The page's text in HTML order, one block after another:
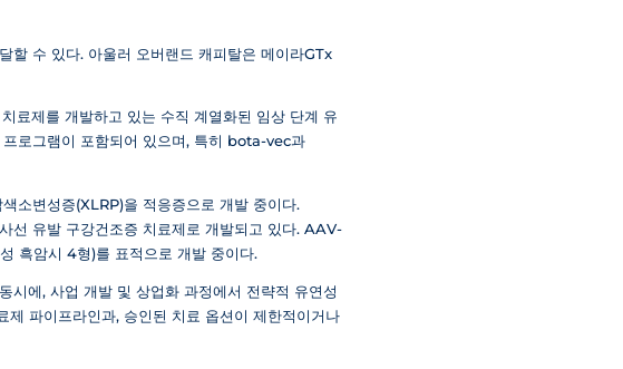
할 수 있다. 아울러 오버랜드 캐피탈은 메이라GTx
료제를 개발하고 있는 수직 계열화된 임상 단계 유
로그램이 포함되어 있으며, 특히 bota-vec과
소변성증(XLRP)을 적응증으로 개발 중이다.
선 유발 구강건조증 치료제로 개발되고 있다. AAV-
흑암시 4형)를 표적으로 개발 중이다.
시에, 사업 개발 및 상업화 과정에서 전략적 유연성
파이프라인과, 승인된 치료 옵션이 제한적이거나